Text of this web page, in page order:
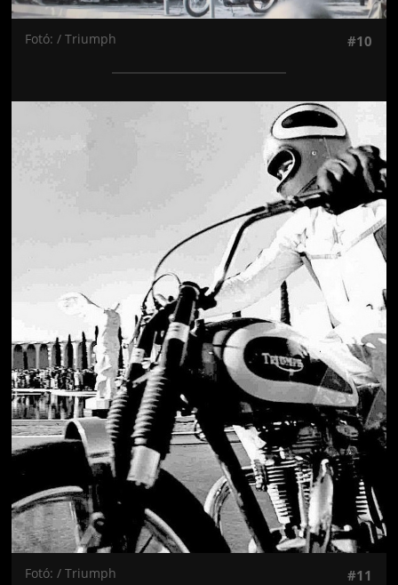
Fotó: / Triumph #10
Fotó: / Triumph #11